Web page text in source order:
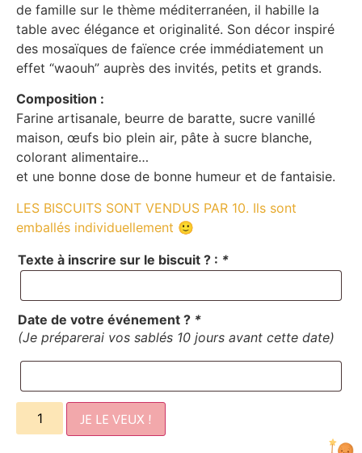
de famille sur le thème méditerranéen, il habille la
table avec élégance et originalité. Son décor inspiré
des mosaïques de faïence crée immédiatement un
effet “waouh” auprès des invités, petits et grands.
Composition :
Farine artisanale, beurre de baratte, sucre vanillé
maison, œufs bio plein air, pâte à sucre blanche,
colorant alimentaire…
et une bonne dose de bonne humeur et de fantaisie.
LES BISCUITS SONT VENDUS PAR 10. Ils sont
emballés individuellement 🙂
Texte à inscrire sur le biscuit ? : *
Date de votre événement ? *
(Je préparerai vos sablés 10 jours avant cette date)
JE LE VEUX !